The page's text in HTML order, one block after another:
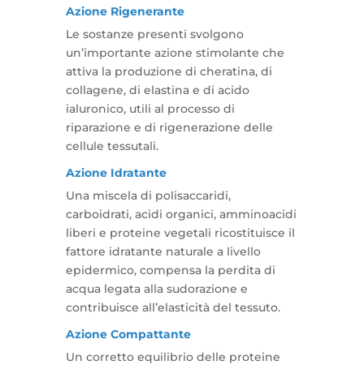
Azione Rigenerante
Le sostanze presenti svolgono
un’importante azione stimolante che
attiva la produzione di cheratina, di
collagene, di elastina e di acido
ialuronico, utili al processo di
riparazione e di rigenerazione delle
cellule tessutali.
Azione Idratante
Una miscela di polisaccaridi,
carboidrati, acidi organici, amminoacidi
liberi e proteine vegetali ricostituisce il
fattore idratante naturale a livello
epidermico, compensa la perdita di
acqua legata alla sudorazione e
contribuisce all’elasticità del tessuto.
Azione Compattante
Un corretto equilibrio delle proteine